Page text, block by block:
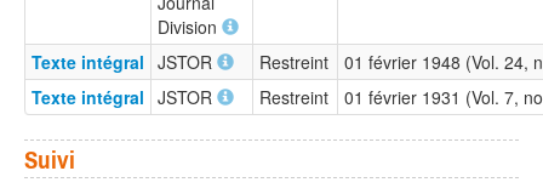
Division
Texte intégral JSTOR Restreint
01 février 1948 (Vol. 24,
Texte intégral JSTOR Restreint 01 février 1931 (Vol. 7,
Suivi